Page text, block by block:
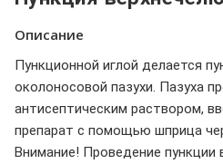
Описание
Пункционной иглой делается
околоносовой пазухи. Пазуха
антисептическим раствором,
препарат с помощью шприца
Внимание! Проведение